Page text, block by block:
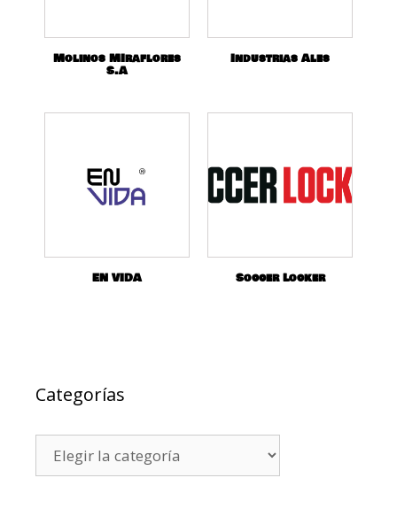
Molinos MIraflores
S.A
Industrias Ales
EN VIDA Soccer Locker
Categorías